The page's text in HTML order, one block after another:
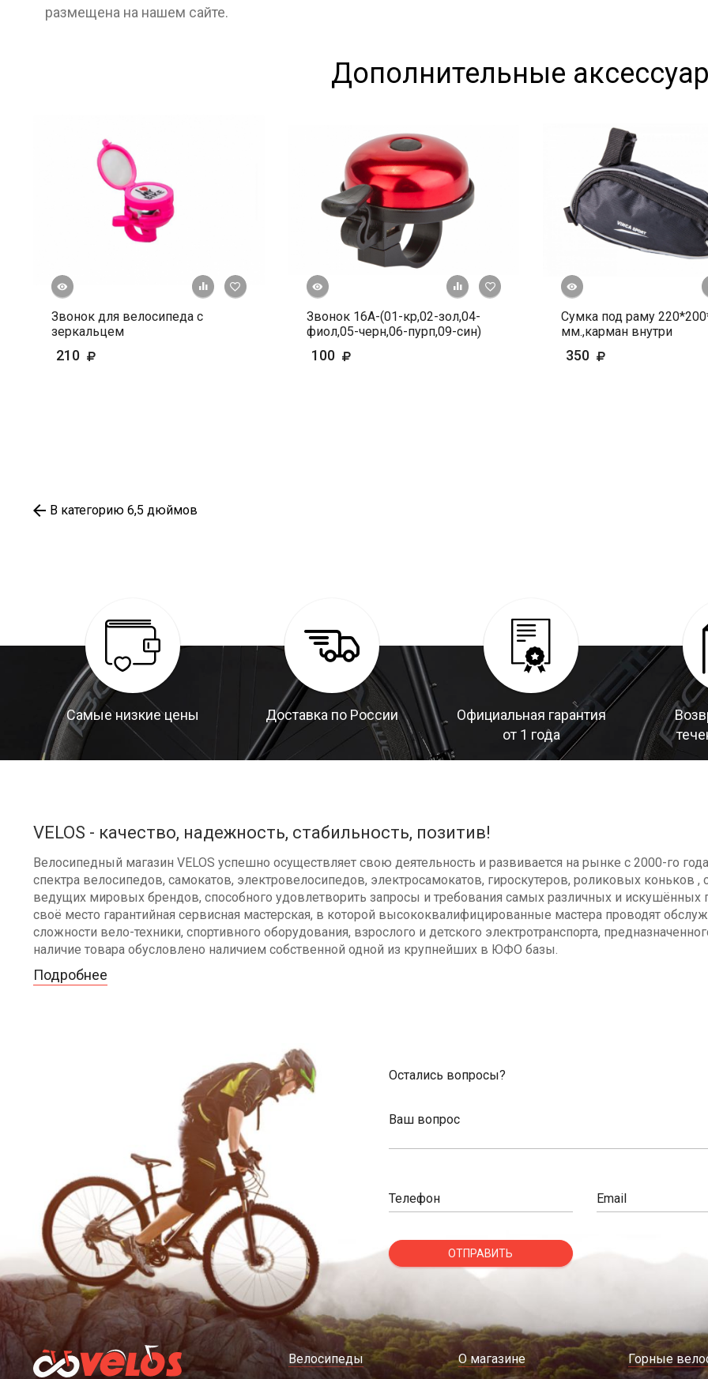
размещена на нашем сайте.
Дополнительные
+ К сравнению
В избранное
Звонок для велосипеда с
зеркальцем
210
+ К сравнению
В избранное
Быстрый просмотр
Звонок 16А-(01-кр,02-зол,04-
фиол,05-черн,06-пурп,09-син)
100
Быстрый просмотр
Сумка под раму
мм.,карман внутри
350
В категорию 6,5 дюймов
Самые низкие цены Доставка по России
Официальная гарантия
от 1 года
VELOS - качество, надежность, стабильность, позитив!
Велосипедный магазин VELOS успешно осуществляет свою деятельность и развивается на рынке с 2000-го
спектра велосипедов, самокатов, электровелосипедов, электросамокатов, гироскутеров, роликовых коньков ,
ведущих мировых брендов, способного удовлетворить запросы и требования самых различных и искушённых
своё место гарантийная сервисная мастерская, в которой высококвалифицированные мастера проводят
сложности вело-техники, спортивного оборудования, взрослого и детского электротранспорта,
наличие товара обусловлено наличием собственной одной из крупнейших в ЮФО базы.
Подробнее
Остались вопросы?
Ваш вопрос
Телефон Email
ОТПРАВИТЬ
Велосипеды
О магазине
Горные